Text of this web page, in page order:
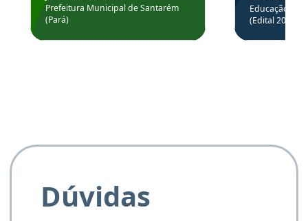
Prefeitura de Santarém.
Prefeitura Municipal de Santarém
(Pará)
através
de
Educação
(Edital
Dúvidas